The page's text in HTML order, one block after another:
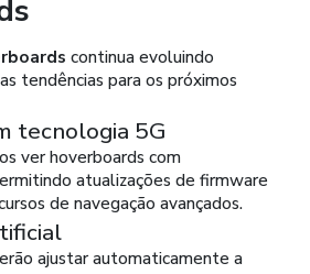
continua evoluindo
tendências para os próximos
tecnologia 5G
ver hoverboards com
atualizações de firmware
de navegação avançados.
ajustar automaticamente a